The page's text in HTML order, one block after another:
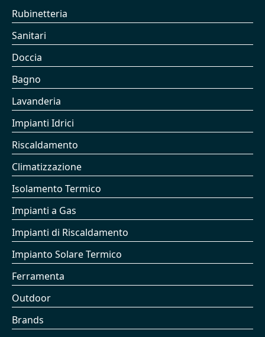
Rubinetteria
Sanitari
Doccia
Bagno
Lavanderia
Impianti Idrici
Riscaldamento
Climatizzazione
Isolamento Termico
Impianti a Gas
Impianti di Riscaldamento
Impianto Solare Termico
Ferramenta
Outdoor
Brands